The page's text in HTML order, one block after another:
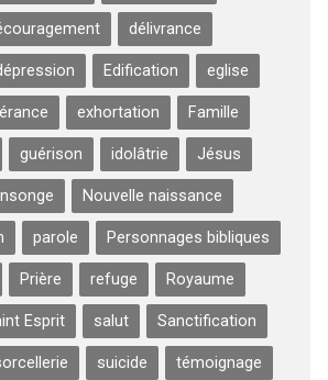
délivrance
Edification eglise
exhortation Famille
guérison idolâtrie Jésus
Nouvelle naissance
parole Personnages bibliques
Prière refuge Royaume
Esprit salut Sanctification
suicide témoignage